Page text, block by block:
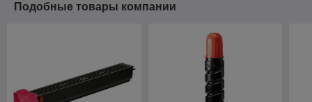
Подобные товары компании